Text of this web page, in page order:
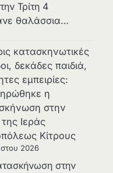
Τρίτη 4
θαλάσσια…
κατασκηνωτικές
δεκάδες παιδιά,
εμπειρίες:
η
στην
Ιεράς
Κίτρους
2026
στην